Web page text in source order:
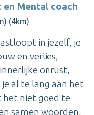
Mental coach
(4km)
in jezelf, je
en verlies,
onrust,
al te lang aan het
het niet goed te
samen woorden,